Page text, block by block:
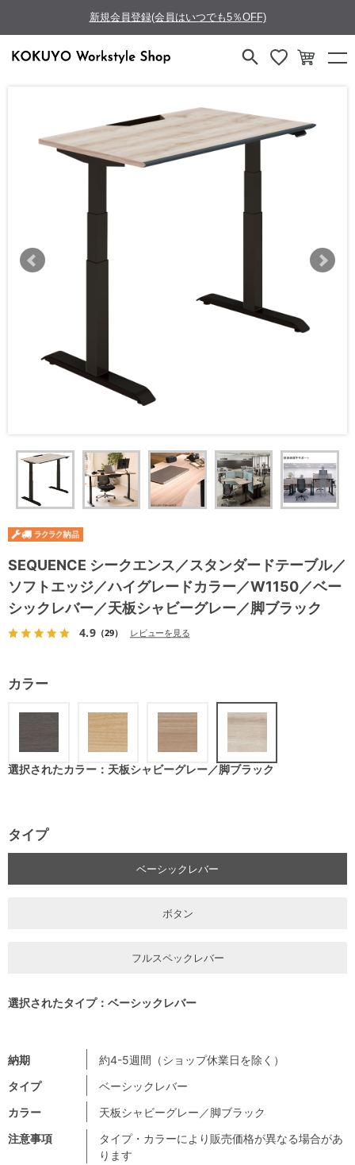
新規会員登録(会員はいつでも5％OFF)
SEQUENCE シークエンス／スタンダードテーブル／
ソフトエッジ／ハイグレードカラー／W1150／ベー
シックレバー／天板シャビーグレー／脚ブラック
4.9（29） レビューを見る
注意事項
タイプ・カラーにより販売価格が異なる場合があ
ります
納期
約4-5週間（ショップ休業日を除く）
タイプ
ベーシックレバー
カラー
天板シャビーグレー／脚ブラック
カラー
選択されたカラー：天板シャビーグレー／脚ブラック
タイプ
ベーシックレバー
ボタン
フルスペックレバー
選択されたタイプ：ベーシックレバー